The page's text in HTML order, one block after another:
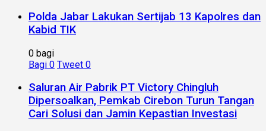
Polda Jabar Lakukan Sertijab 13 Kapolres dan
Kabid TIK
0 bagi
Bagi 0 Tweet 0
Saluran Air Pabrik PT Victory Chingluh
Dipersoalkan, Pemkab Cirebon Turun Tangan
Cari Solusi dan Jamin Kepastian Investasi